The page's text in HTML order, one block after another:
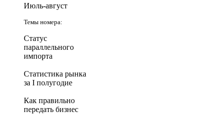
Июль-август
Темы номера:
Статус
параллельного
импорта
Статистика рынка
за I полугодие
Как правильно
передать бизнес